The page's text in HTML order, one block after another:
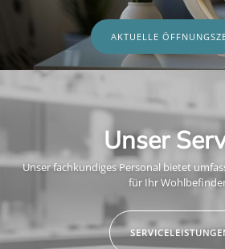
AKTUELLE
Unser
Unser fachkundiges Personal bietet
für Ihr